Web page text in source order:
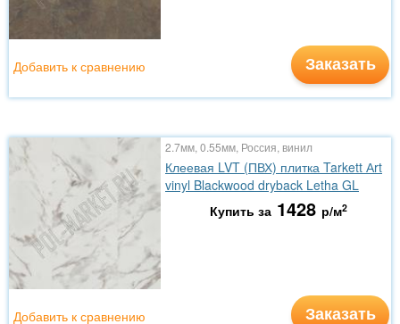
Заказать
Добавить к сравнению
2.7мм, 0.55мм, Россия, винил
Клеевая LVT (ПВХ) плитка Tarkett Аrt
vinyl Blackwood dryback Letha GL
Купить за 1428 р/м2
Заказать
Добавить к сравнению